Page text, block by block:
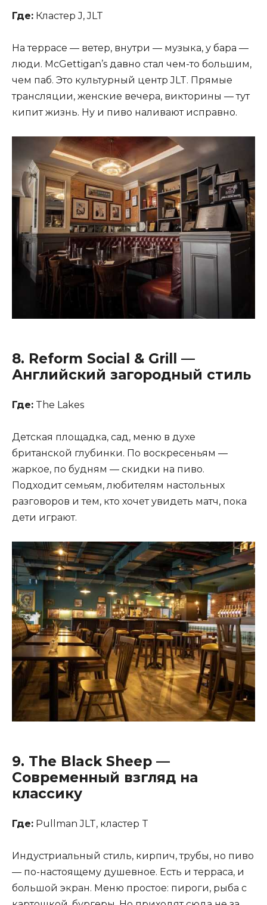
Где: Кластер J, JLT
На террасе — ветер, внутри — музыка, у бара —
люди. McGettigan’s давно стал чем-то большим,
чем паб. Это культурный центр JLT. Прямые
трансляции, женские вечера, викторины — тут
кипит жизнь. Ну и пиво наливают исправно.
8. Reform Social & Grill
—
Английский загородный стиль
Где: The Lakes
Детская площадка, сад, меню в духе
британской глубинки. По воскресеньям —
жаркое, по будням — скидки на пиво.
Подходит семьям, любителям настольных
разговоров и тем, кто хочет увидеть матч, пока
дети играют.
9. The Black Sheep —
Современный взгляд на
классику
Где: Pullman JLT, кластер T
Индустриальный стиль, кирпич, трубы, но пиво
— по-настоящему душевное. Есть и терраса, и
большой экран. Меню простое: пироги, рыба с